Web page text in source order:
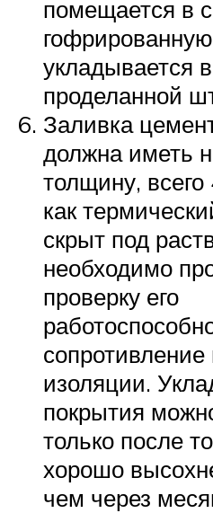
помещается в
укладывается
проделанной
Заливка
должна иметь
толщину,
как
скрыт под
необходимо
проверку его
изоляции.
покрытия
только после
хорошо
чем через